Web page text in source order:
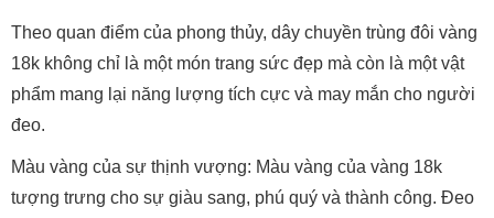
Theo quan điểm của phong thủy, dây chuyền trùng đôi vàng
18k không chỉ là một món trang sức đẹp mà còn là một vật
phẩm mang lại năng lượng tích cực và may mắn cho người
đeo.
Màu vàng của sự thịnh vượng: Màu vàng của vàng 18k
tượng trưng cho sự giàu sang, phú quý và thành công. Đeo